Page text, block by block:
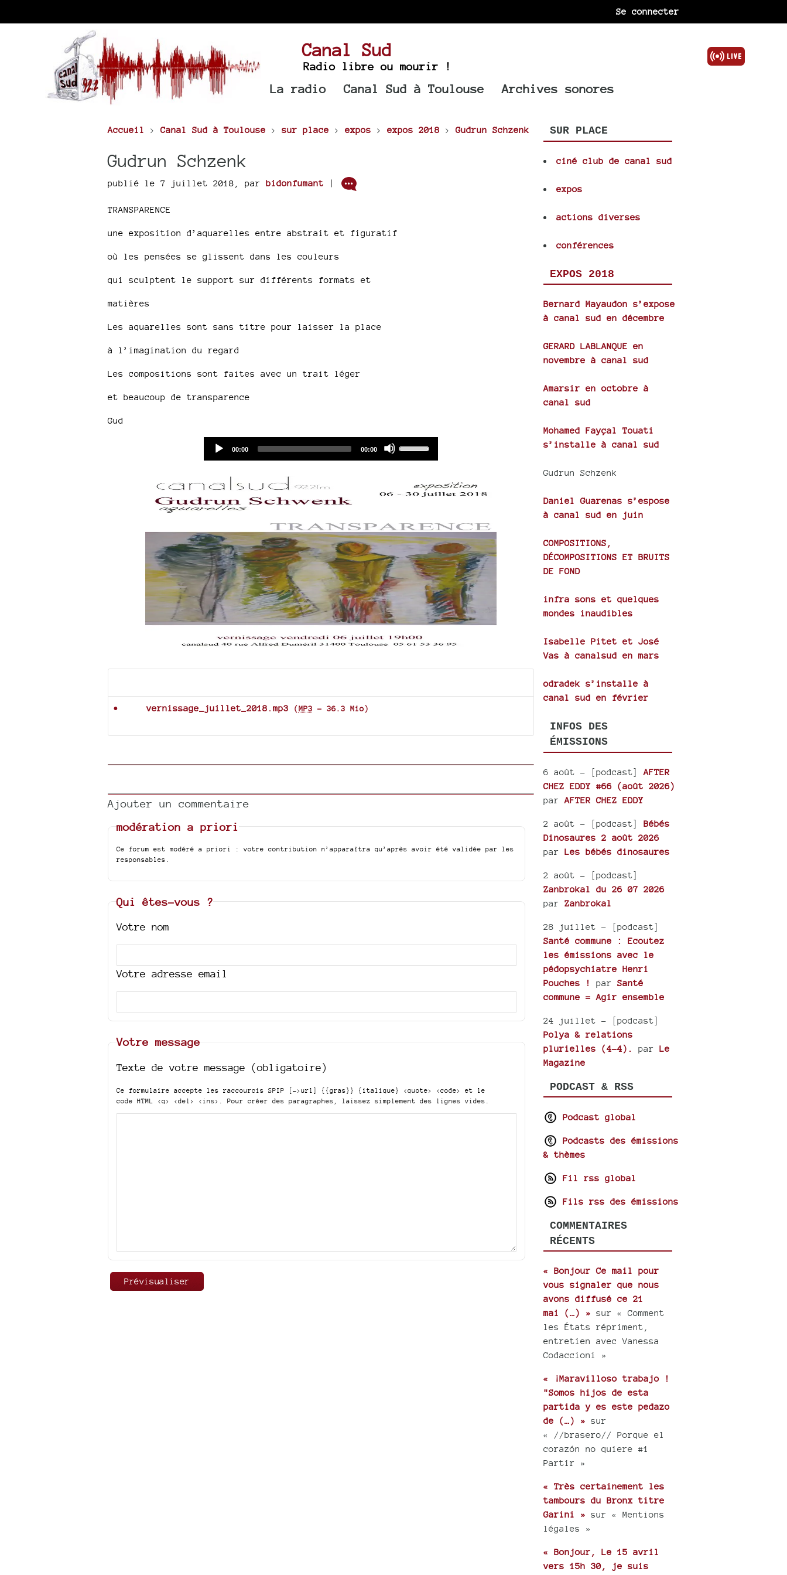
Se connecter
Canal Sud
Radio libre ou mourir !
La radio Canal Sud à Toulouse Archives sonores
Accueil >Canal Sud à Toulouse > sur place > expos > expos 2018 >Gudrun Schzenk
Gudrun Schzenk
publié le 7 juillet 2018 par bidonfumant |
TRANSPARENCE
une exposition d’aquarelles entre abstrait et figuratif
où les pensées se glissent dans les couleurs
qui sculptent le support sur différents formats et
matières
Les aquarelles sont sans titre pour laisser la place
à l’imagination du regard
Les compositions sont faites avec un trait léger
et beaucoup de transparence
Gud
Current
00:00
Total
00:00
keys
to
or
decrease
volume.
vernissage_juillet_2018.mp3 (MP3 - 36.3 Mio)
Ajouter un commentaire
modération a priori
Ce forum est modéré a priori : votre contribution n’apparaîtra qu’après avoir été validée par les
responsables.
Qui êtes-vous ?
Votre nom
Votre adresse email
Votre message
Texte de votre message (obligatoire)
Ce formulaire accepte les raccourcis SPIP [->url] {{gras}} {italique} <quote> <code>
et le
code HTML <q> <del> <ins> . Pour créer des paragraphes, laissez simplement des lignes vides.
SUR PLACE
ciné club de canal sud
expos
actions diverses
conférences
EXPOS 2018
Bernard Mayaudon s’expose
à canal sud en décembre
GERARD LABLANQUE en
novembre à canal sud
Amarsir en octobre à
canal sud
Mohamed Fayçal Touati
s’installe à canal sud
Gudrun Schzenk
Daniel Guarenas s’espose
à canal sud en juin
COMPOSITIONS,
DÉCOMPOSITIONS ET BRUITS
DE FOND
infra sons et quelques
mondes inaudibles
Isabelle Pitet et José
Vas à canalsud en mars
odradek s’installe à
canal sud en février
INFOS DES
ÉMISSIONS
6 août- [podcast]AFTER
CHEZ EDDY #66 (août 2026)
parAFTER CHEZ EDDY
2 août- [podcast]Bébés
Dinosaures 2 août 2026
parLes bébés dinosaures
2 août- [podcast]
Zanbrokal du 26 07 2026
parZanbrokal
28 juillet- [podcast]
Santé commune : Ecoutez
les émissions avec le
pédopsychiatre Henri
Pouches !
parSanté
commune = Agir ensemble
24 juillet- [podcast]
Polya & relations
plurielles (4-4).
parLe
Magazine
PODCAST & RSS
Podcast global
Podcasts des émissions
& thèmes
Fil rss global
Fils rss des émissions
COMMENTAIRES
RÉCENTS
« Bonjour Ce mail pour
vous signaler que nous
avons diffusé ce 21
mai (…) » sur « Comment
les États répriment,
entretien avec Vanessa
Codaccioni »
« ¡Maravilloso trabajo !
"Somos hijos de esta
partida y es este pedazo
de (…) » sur
« //brasero// Porque el
corazón no quiere #1
Partir »
« Très certainement les
tambours du Bronx titre
Garini » sur « Mentions
légales »
« Bonjour, Le 15 avril
vers 15h 30, je suis